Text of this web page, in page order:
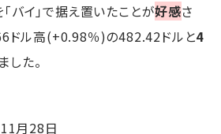
バイ」で据え置いたことが好感さ
ドル高(+0.98％)の482.42ドルと4
した。
月28日